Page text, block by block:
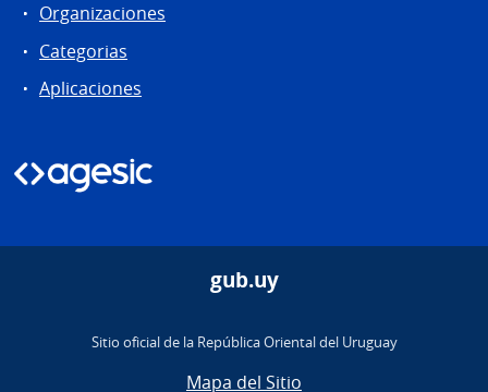
Organizaciones
Categorias
Aplicaciones
gub.uy
Sitio oficial de la República Oriental del Uruguay
Mapa del Sitio